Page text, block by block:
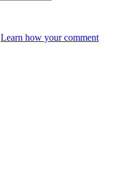
Learn how your comment